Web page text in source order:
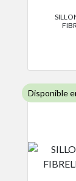
Disponible